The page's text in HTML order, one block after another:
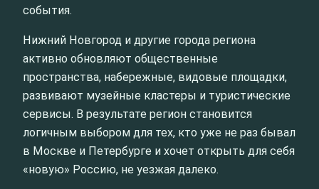
события.
Нижний Новгород и другие города региона
активно обновляют общественные
пространства, набережные, видовые площадки,
развивают музейные кластеры и туристические
сервисы. В результате регион становится
логичным выбором для тех, кто уже не раз бывал
в Москве и Петербурге и хочет открыть для себя
«новую» Россию, не уезжая далеко.